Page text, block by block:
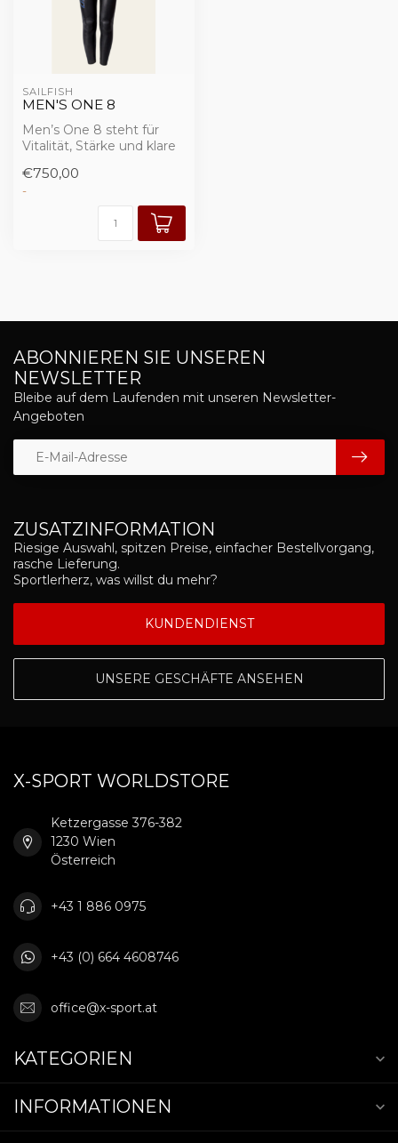
SAILFISH
MEN'S ONE 8
Men’s One 8 steht für
Vitalität, Stärke und klare
Essenz unte...
€750,00
-
ZUSATZINFORMATION
Riesige Auswahl, spitzen Preise, einfacher Bestellvorgang,
rasche Lieferung.
Sportlerherz, was willst du mehr?
KUNDENDIENST
UNSERE GESCHÄFTE ANSEHEN
ABONNIEREN SIE UNSEREN
NEWSLETTER
Bleibe auf dem Laufenden mit unseren Newsletter-
Angeboten
X-SPORT WORLDSTORE
Ketzergasse 376-382
1230 Wien
Österreich
+43 1 886 0975
+43 (0) 664 4608746
office@x-sport.at
KATEGORIEN
INFORMATIONEN